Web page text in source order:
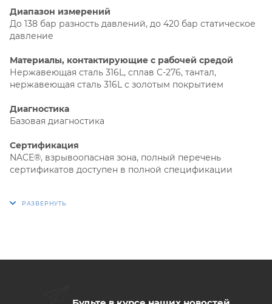
Диапазон измерений
До 138 бар разность давлений, до 420 бар статическое
давление
Материалы, контактирующие с рабочей средой
Нержавеющая сталь 316L, сплав C-276, тантал,
нержавеющая сталь 316L с золотым покрытием
Диагностика
Базовая диагностика
Сертификация
NACE®, взрывоопасная зона, полный перечень
сертификатов доступен в полной спецификации
Опросный лист: для выбора многопараметрического